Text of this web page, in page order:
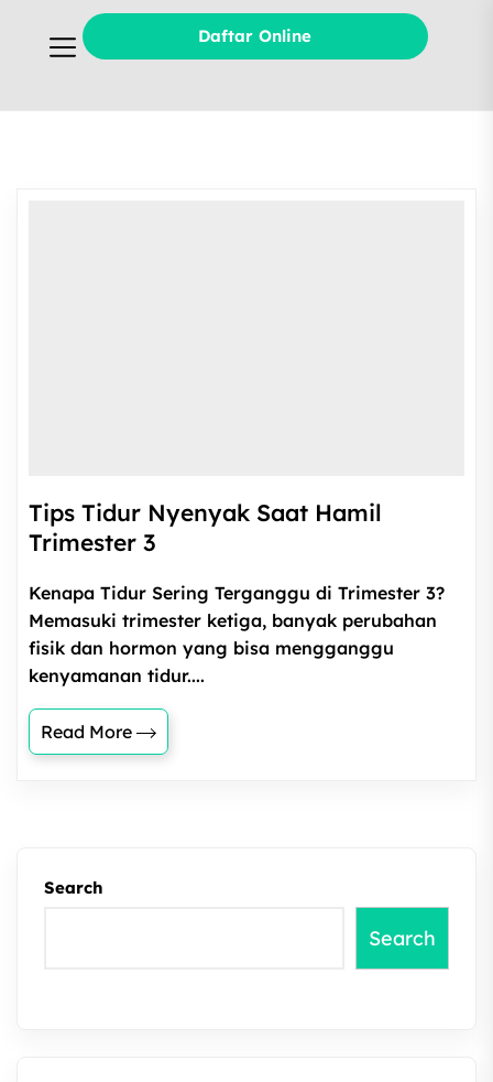
Daftar Online
Tips Tidur Nyenyak Saat Hamil
Trimester 3
Kenapa Tidur Sering Terganggu di Trimester 3?
Memasuki trimester ketiga, banyak perubahan
fisik dan hormon yang bisa mengganggu
kenyamanan tidur....
Read More
Search
Search